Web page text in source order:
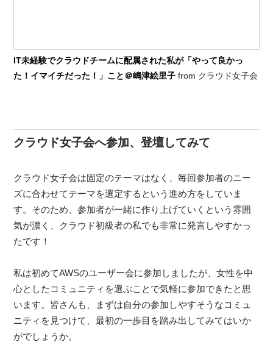
IT未経験でクラウドチームに配属された私が「やって良かっ
た！イマイチだった！」こと＠嶋津絵里子 from クラウド女子会
クラウド女子会へ参加、登壇してみて
クラウド女子会は固定のテーマはなく、毎回参加者のニー
ズに合わせてテーマを選定するという進め方をしていま
す。そのため、参加者が一緒に作り上げていくという雰囲
気が濃く、クラウド初級者の私でも非常に発言しやすかっ
たです！
私は初めてAWSのユーザー会に参加しましたが、女性を中
心としたコミュニティを選ぶことで気軽に参加できたと思
います。皆さんも、まずは自分の参加しやすそうなコミュ
ニティを見つけて、最初の一歩目を踏み出してみてはいか
がでしょうか。